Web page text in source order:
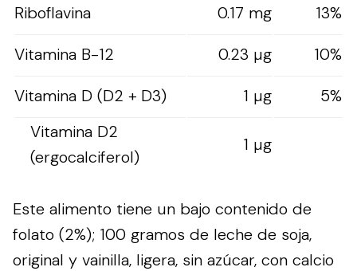
Riboflavina
0.17 mg
13%
Vitamina B-12
0.23 µg
10%
Vitamina D (D2 + D3)
1 µg
5%
Vitamina D2
(ergocalciferol)
1 µg
Este alimento tiene un bajo contenido de
folato (2%); 100 gramos de leche de soja,
original y vainilla, ligera, sin azúcar, con calcio